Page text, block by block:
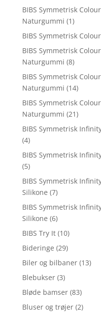
BIBS Symmetrisk
Naturgummi (1)
BIBS Symmetrisk
BIBS Symmetrisk
Naturgummi (8)
BIBS Symmetrisk
Naturgummi (14)
BIBS Symmetrisk
Naturgummi (21)
BIBS Symmetrisk
(4)
BIBS Symmetrisk
(5)
BIBS Symmetrisk
Silikone (7)
BIBS Symmetrisk
Silikone (6)
BIBS Try It (10)
Bideringe (29)
Biler og bilbaner (13)
Blebukser (3)
Bløde bamser (83)
Bluser og trøjer (2)